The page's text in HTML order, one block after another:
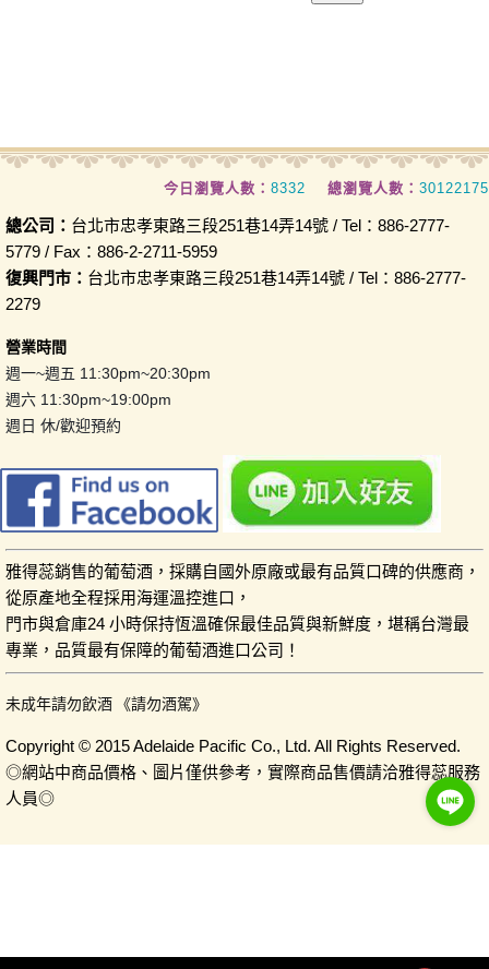
今日瀏覽人數： 8332 總瀏覽人數： 30122175
總公司： 台北市忠孝東路三段251巷14弄14號 / Tel：886-2777-
5779 / Fax：886-2-2711-5959
復興門市： 台北市忠孝東路三段251巷14弄14號 / Tel：886-2777-
2279
營業時間
週一~週五 11:30pm~20:30pm
週六 11:30pm~19:00pm
週日 休/歡迎預約
雅得蕊銷售的葡萄酒，採購自國外原廠或最有品質口碑的供應商，
從原產地全程採用海運溫控進口，
門市與倉庫24 小時保持恆溫確保最佳品質與新鮮度，堪稱台灣最
專業，品質最有保障的葡萄酒進口公司！
未成年請勿飲酒 《請勿酒駕》
Copyright © 2015 Adelaide Pacific Co., Ltd. All Rights Reserved.
◎網站中商品價格、圖片僅供參考，實際商品售價請洽雅得蕊服務
人員◎